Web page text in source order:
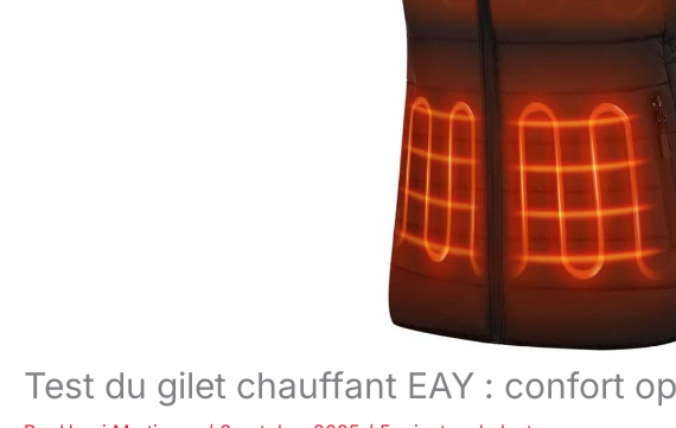
Test du gilet chauffant EAY : confort